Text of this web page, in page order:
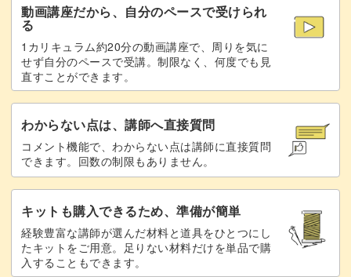
値段の部分に白を重ねて描く 44:29
オムライスの縦のポップについて
その他のレイアウトについて
レイアウトの練習をする
ミルクレープのレイアウトについて 56:09
完成♪ 59:34
動画講座だから、自分のペースで受けられ
る
1カリキュラム約20分の動画講座で、周りを気に
せず自分のペースで受講。制限なく、何度でも見
直すことができます。
わからない点は、講師へ直接質問
コメント機能で、わからない点は講師に直接質問
できます。回数の制限もありません。
キットも購入できるため、準備が簡単
経験豊富な講師が選んだ材料と道具をひとつにし
たキットをご用意。足りない材料だけを単品で購
入することもできます。